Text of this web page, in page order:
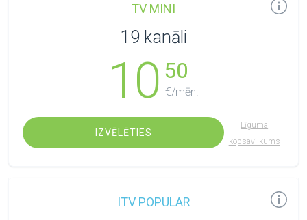
TV MINI
19 kanāli
10 50
€/mēn.
IZVĒLĒTIES
Līguma
kopsavilkums
ITV POPULAR